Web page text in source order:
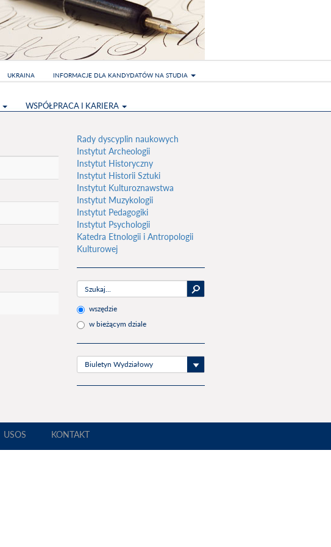
WSPÓŁPRACA I KARIERA
UKRAINA INFORMACJE DLA KANDYDATÓW NA STUDIA
Rady dyscyplin naukowych
Instytut Archeologii
Instytut Historyczny
Instytut Historii Sztuki
Instytut Kulturoznawstwa
Instytut Muzykologii
Instytut Pedagogiki
Instytut Psychologii
Katedra Etnologii i Antropologii
Kulturowej
wszędzie
w bieżącym dziale
Biuletyn Wydziałowy
USOS KONTAKT